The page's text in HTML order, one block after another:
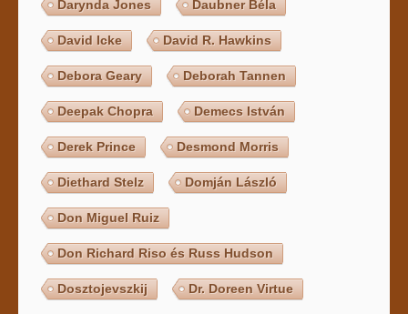
Darynda Jones Daubner Béla
David Icke David R. Hawkins
Debora Geary Deborah Tannen
Deepak Chopra Demecs István
Derek Prince Desmond Morris
Diethard Stelz Domján László
Don Miguel Ruiz
Don Richard Riso és Russ Hudson
Dosztojevszkij Dr. Doreen Virtue